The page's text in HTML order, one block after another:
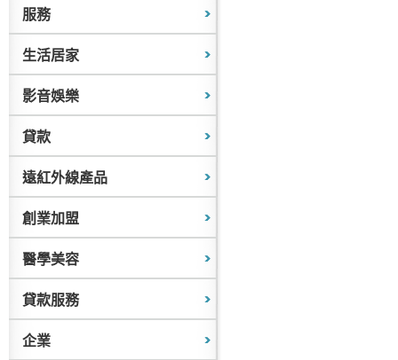
服務
生活居家
影音娛樂
貸款
遠紅外線產品
創業加盟
醫學美容
貸款服務
企業